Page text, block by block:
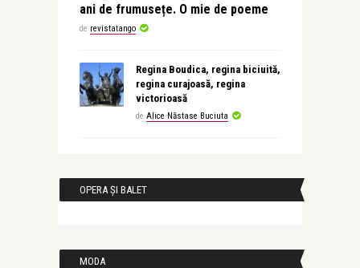
ani de frumusețe. O mie de poeme
de revistatango
Regina Boudica, regina biciuită,
regina curajoasă, regina
victorioasă
de Alice Năstase Buciuta
OPERA ȘI BALET
MODA